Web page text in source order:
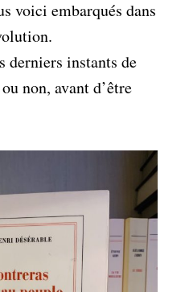
voici embarqués dans
derniers instants de
non, avant d’être